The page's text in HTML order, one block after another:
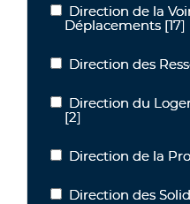
Direction de la Voirie et
Direction de la
Déplacements [17]
Direction des Ressources
Direction des
Direction du Logement et
Direction du
[2]
Direction de la Propreté
Direction de la
Direction des Solidarités
Direction des